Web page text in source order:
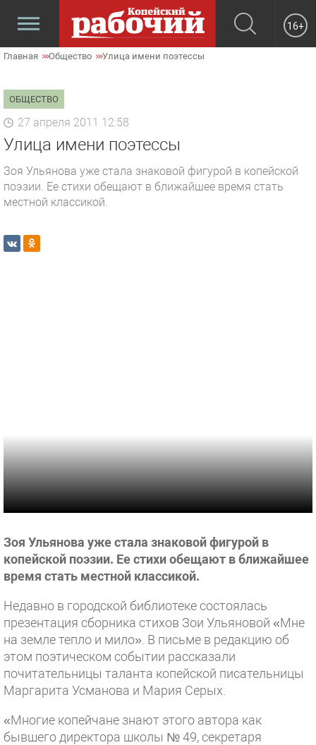
16+
Главная Общество Улица имени поэтессы
ОБЩЕСТВО
27 апреля 2011 12:58
Улица имени поэтессы
Зоя Ульянова уже стала знаковой фигурой в копейской
поэзии. Ее стихи обещают в ближайшее время стать
местной классикой.
Зоя Ульянова уже стала знаковой фигурой в
копейской поэзии. Ее стихи обещают в ближайшее
время стать местной классикой.
Недавно в городской библиотеке состоялась
презентация сборника стихов Зои Ульяновой «Мне
на земле тепло и мило». В письме в редакцию об
этом поэтическом событии рассказали
почитательницы таланта копейской писательницы
Маргарита Усманова и Мария Серых.
«Многие копейчане знают этого автора как
бывшего директора школы № 49, секретаря